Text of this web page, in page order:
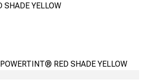
POWERTINT® RED SHADE YELLOW